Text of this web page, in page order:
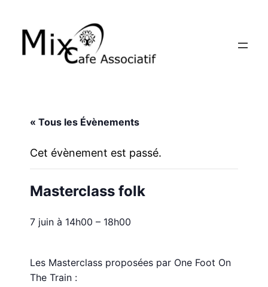
« Tous les Évènements
Cet évènement est passé.
Masterclass folk
7 juin à 14h00 – 18h00
Les Masterclass proposées par One Foot On
The Train :